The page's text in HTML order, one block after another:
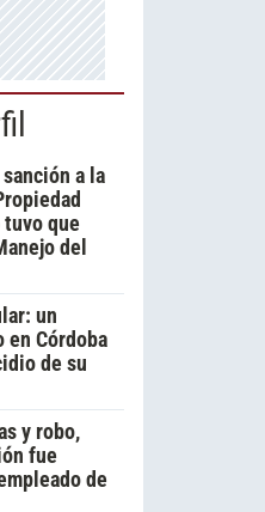
a la
que
del
un
en Córdoba
de su
y robo,
fue
de